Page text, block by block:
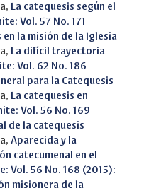
La catequesis según el
Vol. 57 No. 171
la misión de la Iglesia
La difícil trayectoria
Vol. 62 No. 186
para la Catequesis
La catequesis en
Vol. 56 No. 169
de la catequesis
Aparecida y la
catecumenal en el
Vol. 56 No. 168 (2015):
misionera de la